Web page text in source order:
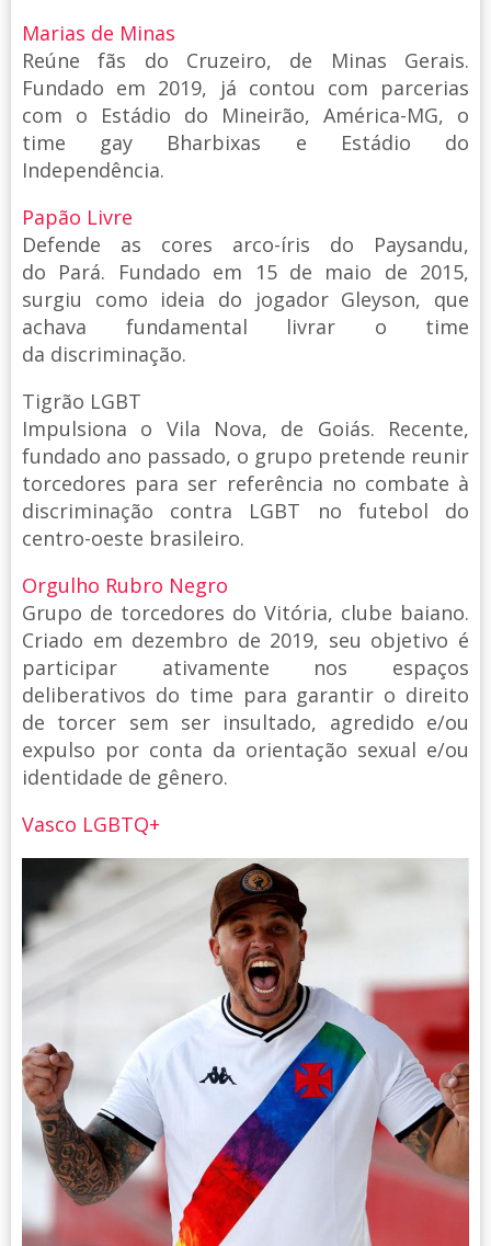
Marias de Minas
Reúne fãs do Cruzeiro, de Minas Gerais.
Fundado em 2019, já contou com parcerias
com o Estádio do Mineirão, América-MG, o
time gay Bharbixas e Estádio do
Independência.
Papão Livre
Defende as cores arco-íris do Paysandu,
do Pará. Fundado em 15 de maio de 2015,
surgiu como ideia do jogador Gleyson, que
achava fundamental livrar o time
da discriminação.
Tigrão LGBT
Impulsiona o Vila Nova, de Goiás. Recente,
fundado ano passado, o grupo pretende reunir
torcedores para ser referência no combate à
discriminação contra LGBT no futebol do
centro-oeste brasileiro.
Orgulho Rubro Negro
Grupo de torcedores do Vitória, clube baiano.
Criado em dezembro de 2019, seu objetivo é
participar ativamente nos espaços
deliberativos do time para garantir o direito
de torcer sem ser insultado, agredido e/ou
expulso por conta da orientação sexual e/ou
identidade de gênero.
Vasco LGBTQ+